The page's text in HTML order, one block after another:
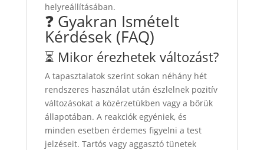
helyreállításában.
❓ Gyakran Ismételt
Kérdések (FAQ)
⏳ Mikor érezhetek változást?
A tapasztalatok szerint sokan néhány hét
rendszeres használat után észlelnek pozitív
változásokat a közérzetükben vagy a bőrük
állapotában. A reakciók egyéniek, és
minden esetben érdemes figyelni a test
jelzéseit. Tartós vagy aggasztó tünetek